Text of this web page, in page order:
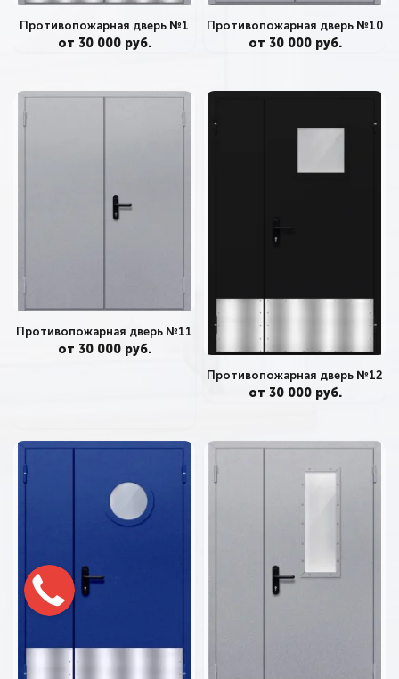
Противопожарная дверь №1
от 30 000 руб.
Противопожарная дверь №10
от 30 000 руб.
Противопожарная дверь №11
от 30 000 руб.
Противопожарная дверь №12
от 30 000 руб.